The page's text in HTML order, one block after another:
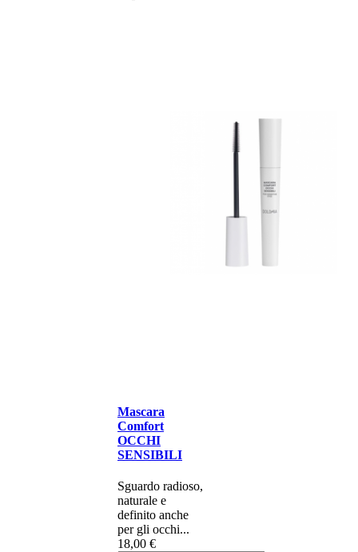
Mascara
Comfort
OCCHI
SENSIBILI
​Sguardo radioso,
naturale e
definito anche
per gli occhi...
18,00 €